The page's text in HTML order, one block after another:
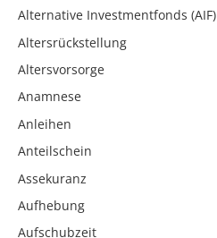
Alternative Investmentfonds (AIF)
Altersrückstellung
Altersvorsorge
Anamnese
Anleihen
Anteilschein
Assekuranz
Aufhebung
Aufschubzeit